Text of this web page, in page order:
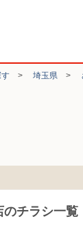
> 埼玉県 >
のチラシ一覧